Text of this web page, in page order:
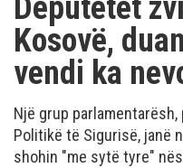
Deputetët
Kosovë,
vendi ka
Një grup
Politikë të Sigurisë, janë
shohin "me sytë tyre"